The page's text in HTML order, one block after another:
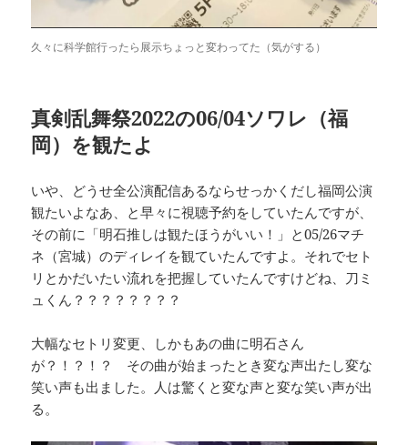
久々に科学館行ったら展示ちょっと変わってた（気がする）
真剣乱舞祭2022の06/04ソワレ（福
岡）を観たよ
いや、どうせ全公演配信あるならせっかくだし福岡公演
観たいよなあ、と早々に視聴予約をしていたんですが、
その前に「明石推しは観たほうがいい！」と05/26マチ
ネ（宮城）のディレイを観ていたんですよ。それでセト
リとかだいたい流れを把握していたんですけどね、刀ミ
ュくん？？？？？？？？
大幅なセトリ変更、しかもあの曲に明石さん
が？！？！？ その曲が始まったとき変な声出たし変な
笑い声も出ました。人は驚くと変な声と変な笑い声が出
る。